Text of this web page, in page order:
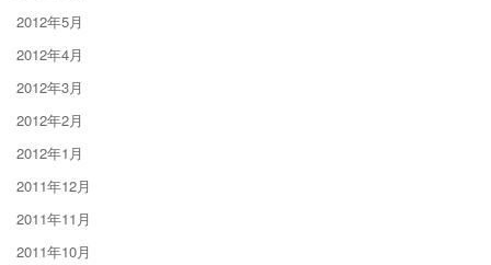
2012年5月
2012年4月
2012年3月
2012年2月
2012年1月
2011年12月
2011年11月
2011年10月